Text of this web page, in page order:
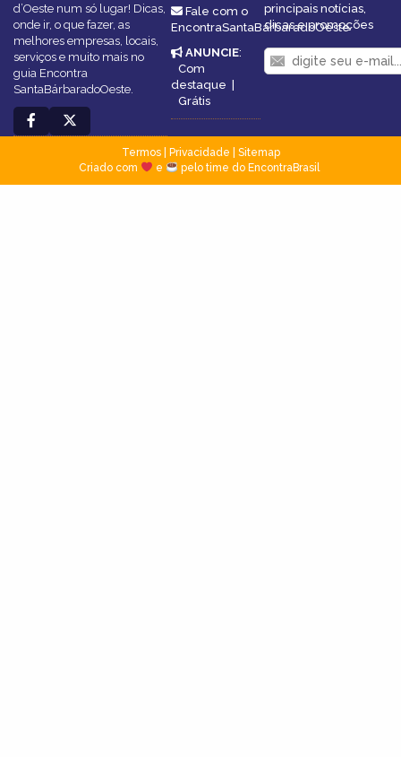
d’Oeste num só lugar! Dicas,
onde ir, o que fazer, as
melhores empresas, locais,
serviços e muito mais no
guia Encontra
SantaBárbaradoOeste.
Fale com o
EncontraSantaBárbaradoOeste
ANUNCIE:
Com
destaque |
Grátis
principais notícias,
dicas e promoções
Termos| Privacidade
Sitemap
Criado com
e pelo time do EncontraBrasil